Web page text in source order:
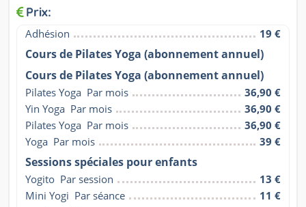
Prix:
Adhésion 19 €
Cours de Pilates Yoga (abonnement annuel)
Cours de Pilates Yoga (abonnement annuel)
Pilates Yoga  Par mois
36,90 €
Yin Yoga  Par mois
36,90 €
Pilates Yoga  Par mois
36,90 €
Yoga  Par mois
39 €
Sessions spéciales pour enfants
Yogito  Par session
13 €
Mini Yogi  Par séance
11 €